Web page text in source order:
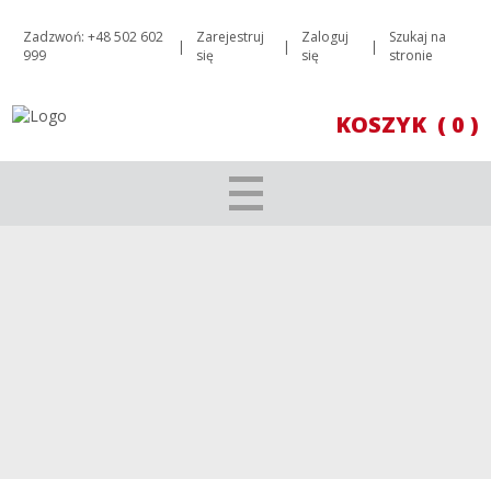
Zadzwoń: +48 502 602
999
|
Zarejestruj
się
|
Zaloguj
się
|
Szukaj na
stronie
KOSZYK ( 0 )